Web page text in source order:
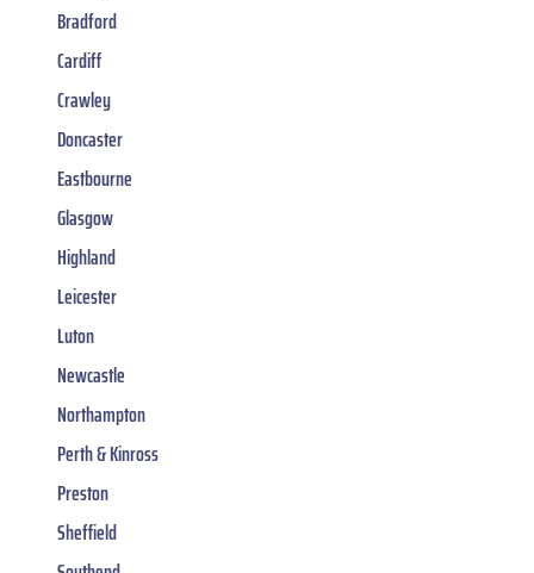
Bradford
Cardiff
Crawley
Doncaster
Eastbourne
Glasgow
Highland
Leicester
Luton
Newcastle
Northampton
Perth & Kinross
Preston
Sheffield